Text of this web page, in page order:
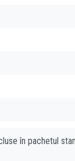
în pachetul